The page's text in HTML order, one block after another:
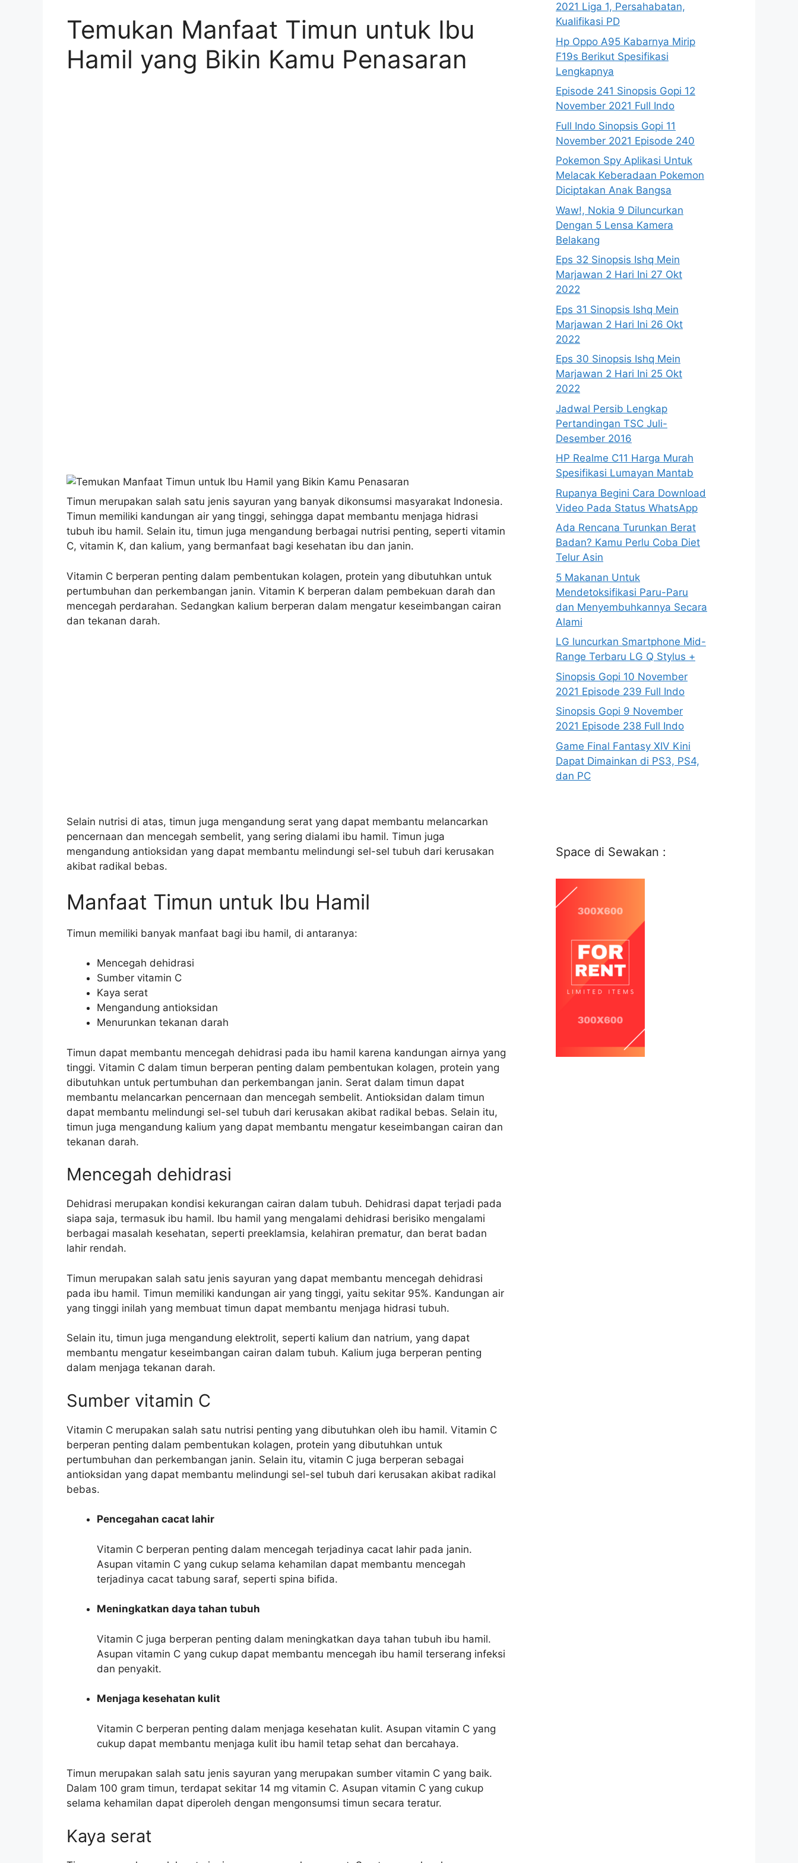
Temukan Manfaat Timun untuk Ibu
Hamil yang Bikin Kamu Penasaran
Timun merupakan salah satu jenis sayuran yang banyak dikonsumsi masyarakat Indonesia.
Timun memiliki kandungan air yang tinggi, sehingga dapat membantu menjaga hidrasi
tubuh ibu hamil. Selain itu, timun juga mengandung berbagai nutrisi penting, seperti vitamin
C, vitamin K, dan kalium, yang bermanfaat bagi kesehatan ibu dan janin.
Vitamin C berperan penting dalam pembentukan kolagen, protein yang dibutuhkan untuk
pertumbuhan dan perkembangan janin. Vitamin K berperan dalam pembekuan darah dan
mencegah perdarahan. Sedangkan kalium berperan dalam mengatur keseimbangan cairan
dan tekanan darah.
Selain nutrisi di atas, timun juga mengandung serat yang dapat membantu melancarkan
pencernaan dan mencegah sembelit, yang sering dialami ibu hamil. Timun juga
mengandung antioksidan yang dapat membantu melindungi sel-sel tubuh dari kerusakan
akibat radikal bebas.
Manfaat Timun untuk Ibu Hamil
Timun memiliki banyak manfaat bagi ibu hamil, di antaranya:
Mencegah dehidrasi
Sumber vitamin C
Kaya serat
Mengandung antioksidan
Menurunkan tekanan darah
Timun dapat membantu mencegah dehidrasi pada ibu hamil karena kandungan airnya yang
tinggi. Vitamin C dalam timun berperan penting dalam pembentukan kolagen, protein yang
dibutuhkan untuk pertumbuhan dan perkembangan janin. Serat dalam timun dapat
membantu melancarkan pencernaan dan mencegah sembelit. Antioksidan dalam timun
dapat membantu melindungi sel-sel tubuh dari kerusakan akibat radikal bebas. Selain itu,
timun juga mengandung kalium yang dapat membantu mengatur keseimbangan cairan dan
tekanan darah.
Mencegah dehidrasi
Dehidrasi merupakan kondisi kekurangan cairan dalam tubuh. Dehidrasi dapat terjadi pada
siapa saja, termasuk ibu hamil. Ibu hamil yang mengalami dehidrasi berisiko mengalami
berbagai masalah kesehatan, seperti preeklamsia, kelahiran prematur, dan berat badan
lahir rendah.
Timun merupakan salah satu jenis sayuran yang dapat membantu mencegah dehidrasi
pada ibu hamil. Timun memiliki kandungan air yang tinggi, yaitu sekitar 95%. Kandungan air
yang tinggi inilah yang membuat timun dapat membantu menjaga hidrasi tubuh.
Selain itu, timun juga mengandung elektrolit, seperti kalium dan natrium, yang dapat
membantu mengatur keseimbangan cairan dalam tubuh. Kalium juga berperan penting
dalam menjaga tekanan darah.
Sumber vitamin C
Vitamin C merupakan salah satu nutrisi penting yang dibutuhkan oleh ibu hamil. Vitamin C
berperan penting dalam pembentukan kolagen, protein yang dibutuhkan untuk
pertumbuhan dan perkembangan janin. Selain itu, vitamin C juga berperan sebagai
antioksidan yang dapat membantu melindungi sel-sel tubuh dari kerusakan akibat radikal
bebas.
Pencegahan cacat lahir
Vitamin C berperan penting dalam mencegah terjadinya cacat lahir pada janin.
Asupan vitamin C yang cukup selama kehamilan dapat membantu mencegah
terjadinya cacat tabung saraf, seperti spina bifida.
Meningkatkan daya tahan tubuh
Vitamin C juga berperan penting dalam meningkatkan daya tahan tubuh ibu hamil.
Asupan vitamin C yang cukup dapat membantu mencegah ibu hamil terserang infeksi
dan penyakit.
Menjaga kesehatan kulit
Vitamin C berperan penting dalam menjaga kesehatan kulit. Asupan vitamin C yang
cukup dapat membantu menjaga kulit ibu hamil tetap sehat dan bercahaya.
Timun merupakan salah satu jenis sayuran yang merupakan sumber vitamin C yang baik.
Dalam 100 gram timun, terdapat sekitar 14 mg vitamin C. Asupan vitamin C yang cukup
selama kehamilan dapat diperoleh dengan mengonsumsi timun secara teratur.
Kaya serat
2021 Liga 1, Persahabatan,
Kualifikasi PD
Hp Oppo A95 Kabarnya Mirip
F19s Berikut Spesifikasi
Lengkapnya
Episode 241 Sinopsis Gopi 12
November 2021 Full Indo
Full Indo Sinopsis Gopi 11
November 2021 Episode 240
Pokemon Spy Aplikasi Untuk
Melacak Keberadaan Pokemon
Diciptakan Anak Bangsa
Waw!, Nokia 9 Diluncurkan
Dengan 5 Lensa Kamera
Belakang
Eps 32 Sinopsis Ishq Mein
Marjawan 2 Hari Ini 27 Okt
2022
Eps 31 Sinopsis Ishq Mein
Marjawan 2 Hari Ini 26 Okt
2022
Eps 30 Sinopsis Ishq Mein
Marjawan 2 Hari Ini 25 Okt
2022
Jadwal Persib Lengkap
Pertandingan TSC Juli-
Desember 2016
HP Realme C11 Harga Murah
Spesifikasi Lumayan Mantab
Rupanya Begini Cara Download
Video Pada Status WhatsApp
Ada Rencana Turunkan Berat
Badan? Kamu Perlu Coba Diet
Telur Asin
5 Makanan Untuk
Mendetoksifikasi Paru-Paru
dan Menyembuhkannya Secara
Alami
LG luncurkan Smartphone Mid-
Range Terbaru LG Q Stylus +
Sinopsis Gopi 10 November
2021 Episode 239 Full Indo
Sinopsis Gopi 9 November
2021 Episode 238 Full Indo
Game Final Fantasy XIV Kini
Dapat Dimainkan di PS3, PS4,
dan PC
Space di Sewakan :